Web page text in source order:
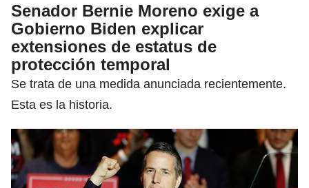
Senador Bernie Moreno exige a
Gobierno Biden explicar
extensiones de estatus de
protección temporal
Se trata de una medida anunciada recientemente.
Esta es la historia.